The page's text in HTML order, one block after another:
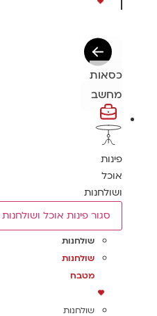
כסאות
מחשב
פינות
אוכל
ושולחנות
סגור פינות אוכל ושולחנות
שולחנות
שולחנות
מטבח
שולחנות